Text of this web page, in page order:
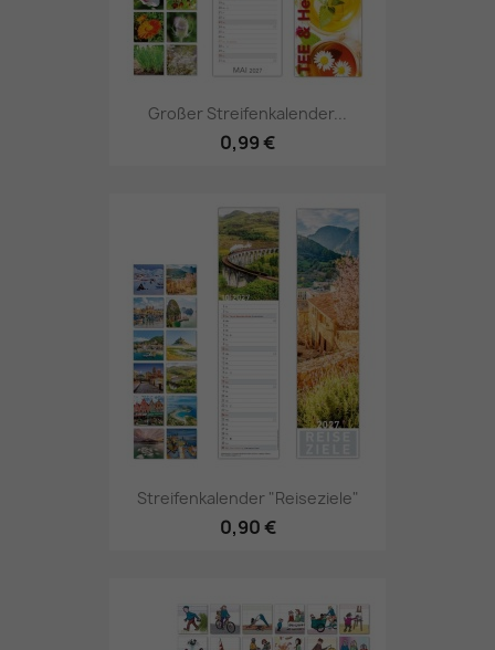
Großer Streifenkalender...
0,99 €
Streifenkalender "Reiseziele"
0,90 €